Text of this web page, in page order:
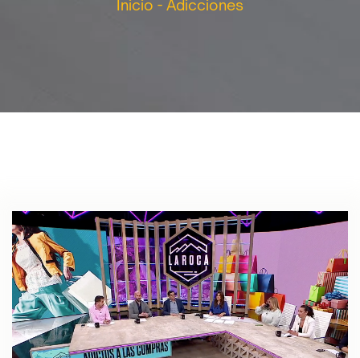
Inicio - Adicciones